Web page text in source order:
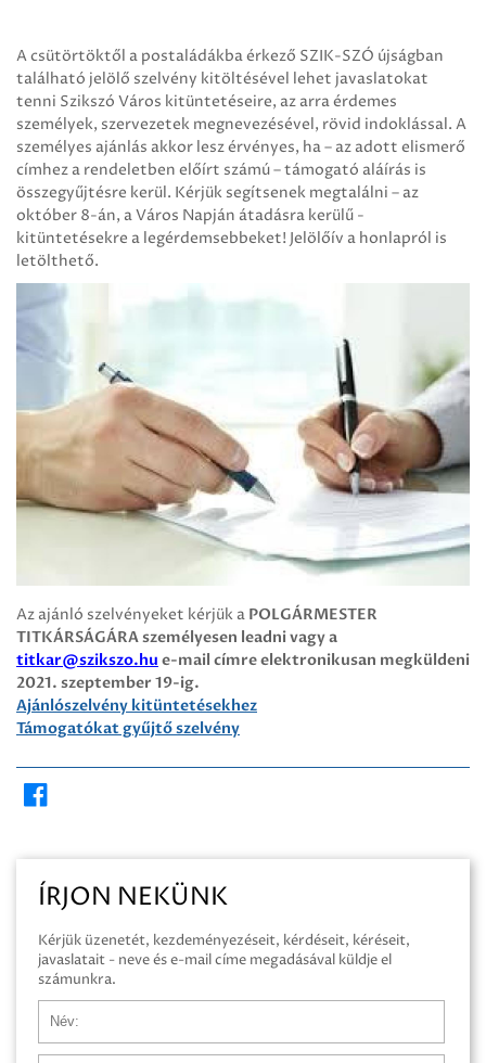
A csütörtöktől a postaládákba érkező SZIK-SZÓ újságban
található jelölő szelvény kitöltésével lehet javaslatokat
tenni Szikszó Város kitüntetéseire, az arra érdemes
személyek, szervezetek megnevezésével, rövid indoklással. A
személyes ajánlás akkor lesz érvényes, ha – az adott elismerő
címhez a rendeletben előírt számú – támogató aláírás is
összegyűjtésre kerül. Kérjük segítsenek megtalálni – az
október 8-án, a Város Napján átadásra kerülű -
kitüntetésekre a legérdemsebbeket! Jelölőív a honlapról is
letölthető.
Az ajánló szelvényeket kérjük a POLGÁRMESTER
TITKÁRSÁGÁRA személyesen leadni vagy a
titkar@szikszo.hu e-mail címre elektronikusan megküldeni
2021. szeptember 19-ig.
Ajánlószelvény kitüntetésekhez
Támogatókat gyűjtő szelvény
ÍRJON NEKÜNK
Kérjük üzenetét, kezdeményezéseit, kérdéseit, kéréseit,
javaslatait - neve és e-mail címe megadásával küldje el
számunkra.
Név